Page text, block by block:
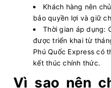
Khách hàng nên
bảo quyền lợi và giữ
Thời gian áp dụng:
được triển khai từ
Phú Quốc Express có
kết thúc chính thức.
Vì sao nên